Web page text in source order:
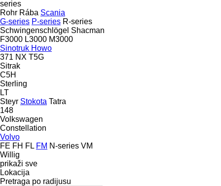
series
Rohr Rába Scania
G-series P-series R-series
Schwingenschlögel Shacman
F3000 L3000 M3000
Sinotruk Howo
371 NX T5G
Sitrak
C5H
Sterling
LT
Steyr Stokota Tatra
148
Volkswagen
Constellation
Volvo
FE FH FL FM N-series VM
Willig
prikaži sve
Lokacija
Pretraga po radijusu